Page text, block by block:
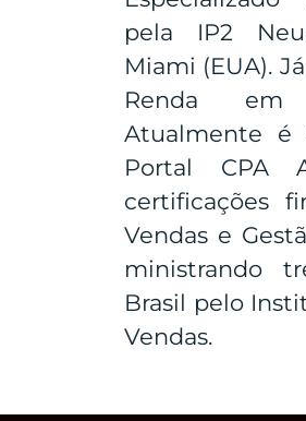
pela IP2
Miami (EUA).
Renda em
Atualmente é
Portal CPA
certificações
Vendas e
ministrando
Brasil pelo
Vendas.